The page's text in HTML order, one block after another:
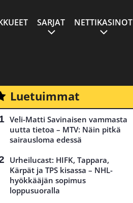
SARJAT NETTIKASINOT
Luetuimmat
Veli-Matti Savinaisen vammasta
uutta tietoa – MTV: Näin pitkä
sairausloma edessä
Urheilucast: HIFK, Tappara,
Kärpät ja TPS kisassa – NHL-
hyökkääjän sopimus
loppusuoralla